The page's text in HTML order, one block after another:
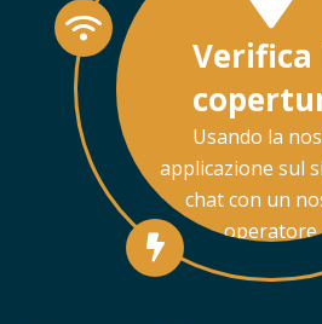
Verifica
Usando la
applicazione sul
chat con un
operatore